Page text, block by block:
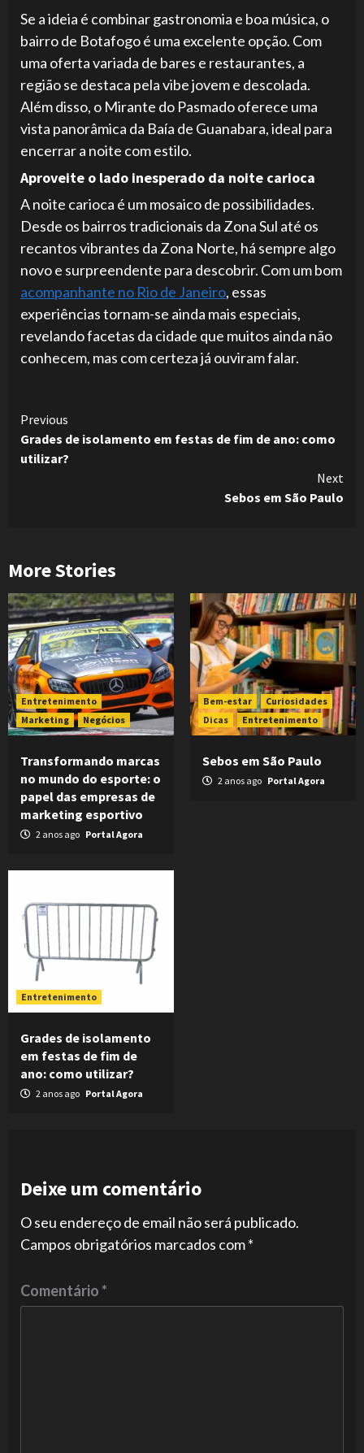
Se a ideia é combinar gastronomia e boa música, o
bairro de Botafogo é uma excelente opção. Com
uma oferta variada de bares e restaurantes, a
região se destaca pela vibe jovem e descolada.
Além disso, o Mirante do Pasmado oferece uma
vista panorâmica da Baía de Guanabara, ideal para
encerrar a noite com estilo.
Aproveite o lado inesperado da noite carioca
A noite carioca é um mosaico de possibilidades.
Desde os bairros tradicionais da Zona Sul até os
recantos vibrantes da Zona Norte, há sempre algo
novo e surpreendente para descobrir. Com um bom
acompanhante no Rio de Janeiro, essas
experiências tornam-se ainda mais especiais,
revelando facetas da cidade que muitos ainda não
conhecem, mas com certeza já ouviram falar.
Continue
Reading
Previous
Grades de isolamento em festas de fim de ano: como
utilizar?
Next
Sebos em São Paulo
More Stories
Entretenimento
Marketing
Negócios
Transformando marcas
no mundo do esporte: o
papel das empresas de
marketing esportivo
2 anos ago Portal Agora
Bem-estar
Curiosidades
Dicas
Entretenimento
Sebos em São Paulo
2 anos ago Portal Agora
Entretenimento
Grades de isolamento
em festas de fim de
ano: como utilizar?
2 anos ago Portal Agora
Deixe um comentário
O seu endereço de email não será publicado.
Campos obrigatórios marcados com*
Comentário*